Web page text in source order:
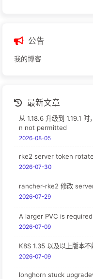
公告
我的博客
最新文章
从 1.18.6 升级到 1.19.1
n not permitted
2026-08-05
rke2 server token rotate
2026-07-30
rancher-rke2 修改
2026-07-29
A larger PVC is
2026-07-09
K8S 1.35 以及以上版本
2026-07-09
longhorn stuck